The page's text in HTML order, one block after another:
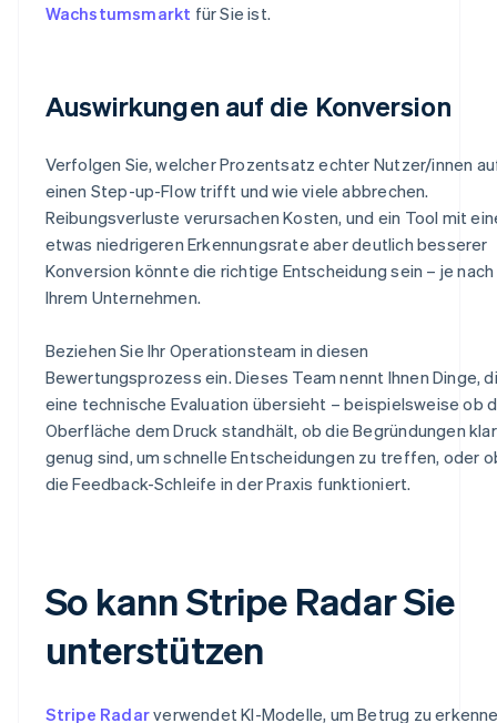
Wachstumsmarkt für Sie ist.
Auswirkungen auf die Konversion
Verfolgen Sie, welcher Prozentsatz echter Nutzer/innen
einen Step-up-Flow trifft und wie viele abbrechen.
Reibungsverluste verursachen Kosten, und ein Tool mit
etwas niedrigeren Erkennungsrate aber deutlich besserer
Konversion könnte die richtige Entscheidung sein – je nach
Ihrem Unternehmen.
Beziehen Sie Ihr Operationsteam in diesen
Bewertungsprozess ein. Dieses Team nennt Ihnen Dinge,
eine technische Evaluation übersieht – beispielsweise ob
Oberfläche dem Druck standhält, ob die Begründungen klar
genug sind, um schnelle Entscheidungen zu treffen, oder
die Feedback-Schleife in der Praxis funktioniert.
So kann Stripe Radar Sie
unterstützen
Stripe Radarverwendet KI-Modelle, um Betrug zu